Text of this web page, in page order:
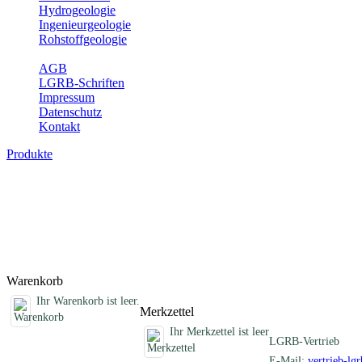
Hydrogeologie
Ingenieurgeologie
Rohstoffgeologie
AGB
LGRB-Schriften
Impressum
Datenschutz
Kontakt
Produkte
Warenkorb
Ihr Warenkorb ist leer.
Merkzettel
Ihr Merkzettel ist leer
LGRB-Vertrieb